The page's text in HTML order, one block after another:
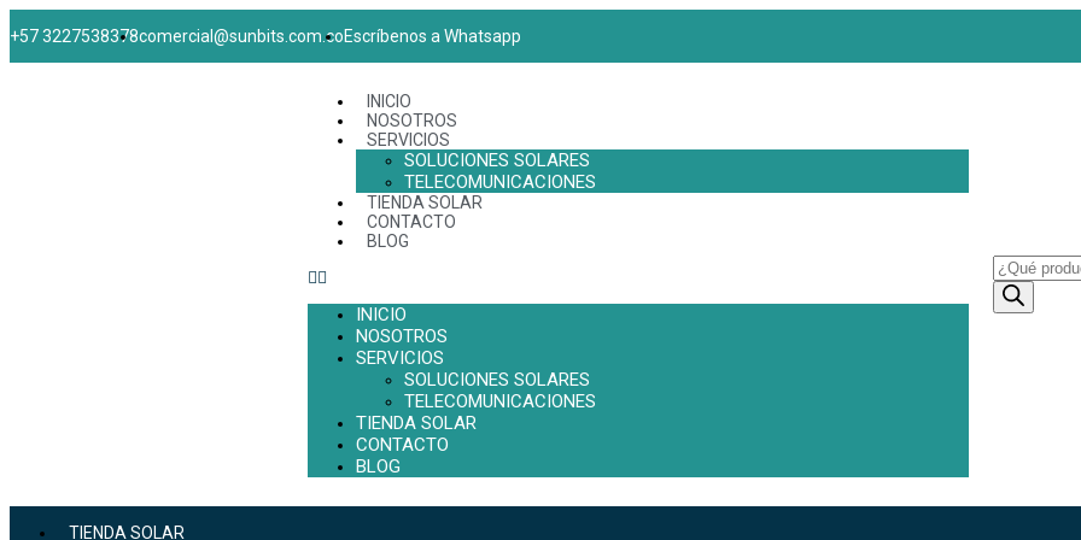
+57 3227538378comercial@sunbits.com.coEscríbenos a Whatsapp
INICIO
NOSOTROS
SERVICIOS
SOLUCIONES SOLARES
TELECOMUNICACIONES
TIENDA SOLAR
CONTACTO
BLOG
INICIO
NOSOTROS
SERVICIOS
SOLUCIONES SOLARES
TELECOMUNICACIONES
TIENDA SOLAR
CONTACTO
BLOG
TIENDA SOLAR